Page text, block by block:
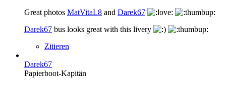
Great photos MatVitaL8 and Darek67
Darek67 bus looks great with this livery
Zitieren
Darek67
Papierboot-Kapitän